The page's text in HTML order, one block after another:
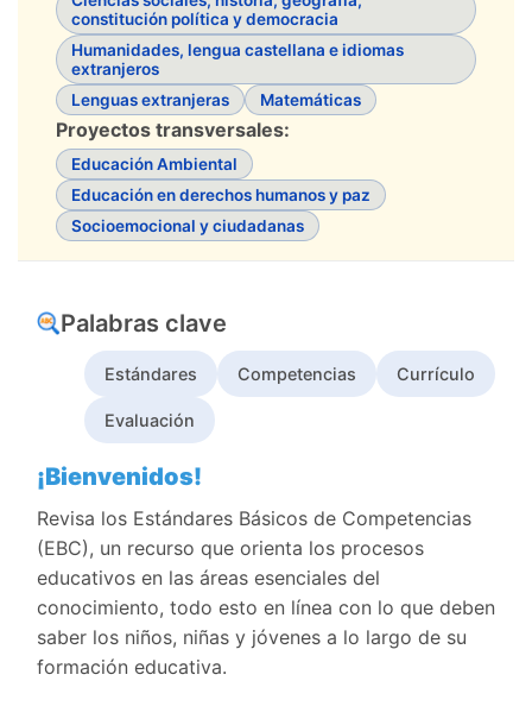
constitución política y democracia
Humanidades, lengua castellana e idiomas
extranjeros
Lenguas extranjeras
Matemáticas
Proyectos transversales:
Educación Ambiental
Educación en derechos humanos y paz
Socioemocional y ciudadanas
Palabras clave
Estándares Competencias Currículo
Evaluación
Contenido principal
Descripción
¡Bienvenidos!
Revisa los Estándares Básicos de Competencias
(EBC), un recurso que orienta los procesos
educativos en las áreas esenciales del
conocimiento, todo esto en línea con lo que deben
saber los niños, niñas y jóvenes a lo largo de su
formación educativa.